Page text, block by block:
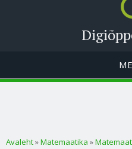
Sa oled siin
Avaleht»Matemaatika »